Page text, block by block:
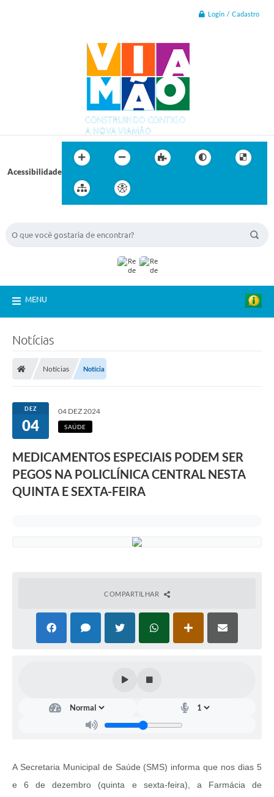
Login / Cadastro
Acessibilidade
MENU
Notícias
Notícias Notícia
DEZ
04
04 DEZ 2024
SAÚDE
MEDICAMENTOS ESPECIAIS PODEM SER
PEGOS NA POLICLÍNICA CENTRAL NESTA
QUINTA E SEXTA-FEIRA
COMPARTILHAR
A Secretaria Municipal de Saúde (SMS) informa que nos dias 5
e 6 de dezembro (quinta e sexta-feira), a Farmácia de